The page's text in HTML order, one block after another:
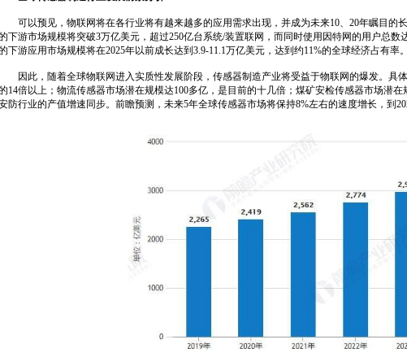
可以预见，物联网将在各行业将有越来越多的应用需求出现，并成为未来10、20年瞩目的
下游市场规模将突破3万亿美元，超过250亿台系统/装置联网，而同时使用因特网的用户总
下游应用市场规模将在2025年以前成长达到3.9-11.1万亿美元，达到约11%的全球经济占有率
因此，随着全球物联网进入实质性发展阶段，传感器制造产业将受益于物联网的爆发。具
14倍以上；物流传感器市场潜在规模达100多亿，是目前的十几倍；煤矿安检传感器市场潜
防行业的产值增速同步。前瞻预测，未来5年全球传感器市场将保持8%左右的速度增长，到